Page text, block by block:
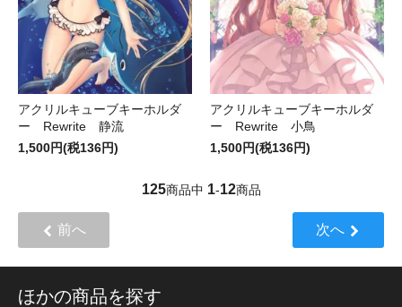
アクリルキューブキーホルダ
ー Rewrite 静流
1,500円(税136円)
アクリルキューブキーホルダ
ー Rewrite 小鳥
1,500円(税136円)
125商品中 1-12商品
前へ 次へ
ほかの商品を探す